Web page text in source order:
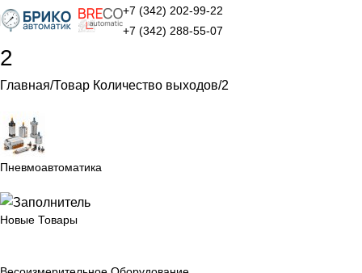
+7 (342) 202-99-22
+7 (342) 288-55-07
2
Главная Товар Количество выходов 2
Пневмоавтоматика
Новые Товары